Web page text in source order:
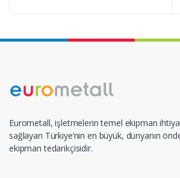
Eurometall, işletmelerin temel ekipman
sağlayan Türkiye’nin en büyük, dünyanın
ekipman tedarikçisidir.